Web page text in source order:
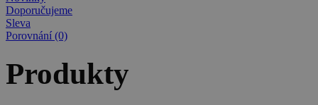
Doporučujeme
Sleva
Porovnání (0)
Produkty